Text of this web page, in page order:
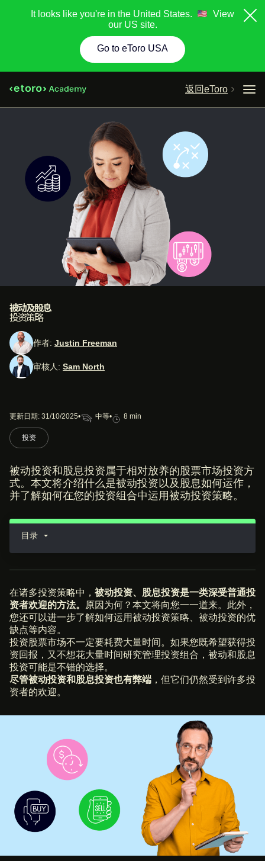
It looks like you're in the United States.
View
our US site.
Go to eToro USA
返回eToro
被动及股息
投资策略
作者: Justin Freeman
审核人: Sam North
更新日期: 31/10/2025• 中等• 8 min
投资
被动投资和股息投资属于相对放养的股票市场投资方
式。本文将介绍什么是被动投资以及股息如何运作，
并了解如何在您的投资组合中运用被动投资策略。
目录
在诸多投资策略中， 被动投资、股息投资是一类深受普通投
资者欢迎的方法。
原因为何？本文将向您一一道来。此外，
您还可以进一步了解如何运用被动投资策略、被动投资的优
缺点等内容。
投资股票市场不一定要耗费大量时间。如果您既希望获得投
资回报，又不想花大量时间研究管理投资组合，被动和股息
投资可能是不错的选择。
尽管被动投资和股息投资也有弊端 ，但它们仍然受到许多投
资者的欢迎。